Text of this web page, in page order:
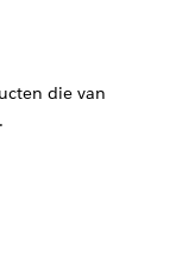
die van